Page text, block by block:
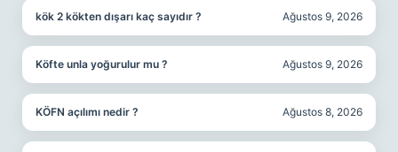
kök 2 kökten dışarı kaç sayıdır ? Ağustos 9, 2026
Köfte unla yoğurulur mu ? Ağustos 9, 2026
KÖFN açılımı nedir ? Ağustos 8, 2026